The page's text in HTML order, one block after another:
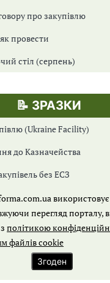
про закупівлю
провести
стіл (серпень)
📝 ЗРАЗКИ
(Ukraine Facility)
до Казначейства
без ЕСЗ
Market
торгів
перегляд порталу,
зполітикою
файлів cookie
Згоден